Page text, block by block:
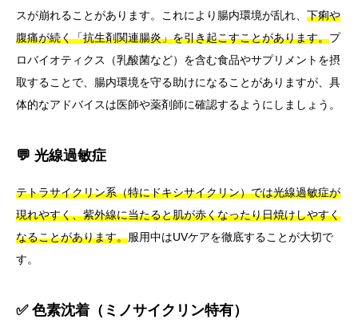
スが崩れることがあります。これにより腸内環境が乱れ、 下痢や
腹痛が続く「抗生剤関連腸炎」を引き起こすことがあります。プ
ロバイオティクス（乳酸菌など）を含む食品やサプリメントを摂
取することで、腸内環境を守る助けになることがありますが、具
体的なアドバイスは医師や薬剤師に確認するようにしましょう。
💬 光線過敏症
テトラサイクリン系（特にドキシサイクリン）では光線過敏症が
現れやすく、紫外線に当たると肌が赤くなったり日焼けしやすく
なることがあります。服用中はUVケアを徹底することが大切で
す。
✅ 色素沈着（ミノサイクリン特有）